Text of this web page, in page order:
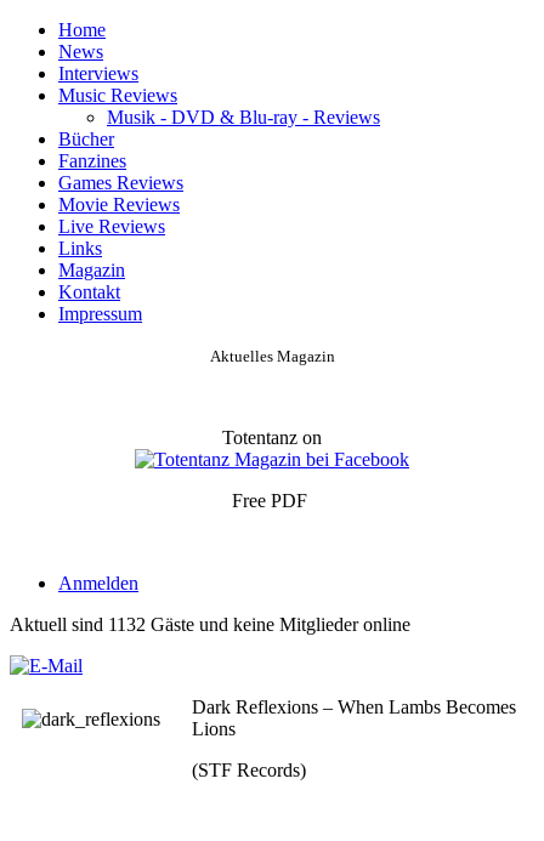
Home
News
Interviews
Music Reviews
Musik - DVD & Blu-ray - Reviews
Bücher
Fanzines
Games Reviews
Movie Reviews
Live Reviews
Links
Magazin
Kontakt
Impressum
Aktuelles Magazin
Totentanz on
Free PDF
Anmelden
Aktuell sind 1132 Gäste und keine Mitglieder online
Dark Reflexions – When Lambs Becomes
Lions
(STF Records)